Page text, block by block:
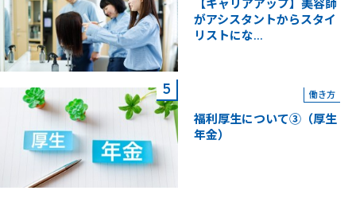
【キャリアアップ】美容師
がアシスタントからスタイ
リストにな...
働き方
福利厚生について③（厚生
年金）